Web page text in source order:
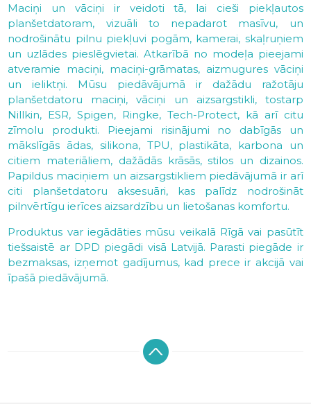
Maciņi un vāciņi ir veidoti tā, lai cieši piekļautos
planšetdatoram, vizuāli to nepadarot masīvu, un
nodrošinātu pilnu piekļuvi pogām, kamerai, skaļruņiem
un uzlādes pieslēgvietai. Atkarībā no modeļa pieejami
atveramie maciņi, maciņi-grāmatas, aizmugures vāciņi
un ieliktņi. Mūsu piedāvājumā ir dažādu ražotāju
planšetdatoru maciņi, vāciņi un aizsargstikli, tostarp
Nillkin, ESR, Spigen, Ringke, Tech-Protect, kā arī citu
zīmolu produkti. Pieejami risinājumi no dabīgās un
mākslīgās ādas, silikona, TPU, plastikāta, karbona un
citiem materiāliem, dažādās krāsās, stilos un dizainos.
Papildus maciņiem un aizsargstikliem piedāvājumā ir arī
citi planšetdatoru aksesuāri, kas palīdz nodrošināt
pilnvērtīgu ierīces aizsardzību un lietošanas komfortu.
Produktus var iegādāties mūsu veikalā Rīgā vai pasūtīt
tiešsaistē ar DPD piegādi visā Latvijā. Parasti piegāde ir
bezmaksas, izņemot gadījumus, kad prece ir akcijā vai
īpašā piedāvājumā.